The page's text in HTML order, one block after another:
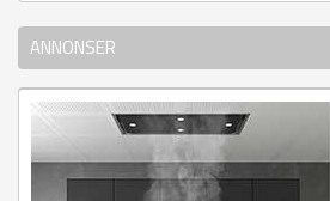
ANNONSER